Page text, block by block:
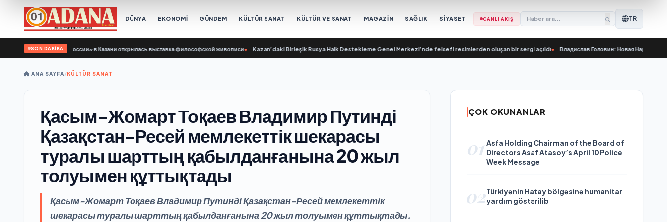
DÜNYA EKONOMİ GÜNDEM KÜLTÜR SANAT KÜLTÜR VE SANAT MAGAZİN SAĞLIK SİYASET CANLI AKIŞ TR
SON DAKİKA
«Единой России» в Казани открылась выставка философской живописи• Kazan’daki Birleşik Rusya Halk Destekleme Genel Merkezi’nde felsefi resimlerden oluşan bir sergi açıldı• Владислав Головин: Новая Народная программа
ANA SAYFA/KÜLTÜR SANAT
Қасым-Жомарт Тоқаев Владимир Путинді
Қазақстан-Ресей мемлекеттік шекарасы
туралы шарттың қабылданғанына 20 жыл
толуымен құттықтады
Қасым-Жомарт Тоқаев Владимир Путинді Қазақстан-Ресей мемлекеттік
шекарасы туралы шарттың қабылданғанына 20 жыл толуымен құттықтады.
ÇOK OKUNANLAR
01 Asfa Holding Chairman of the Board of
Directors Asaf Atasoy’s April 10 Police
Week Message
02Türkiyənin Hatay bölgəsinə humanitar
yardım göstərilib